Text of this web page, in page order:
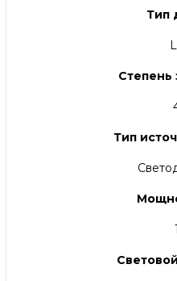
Тип
Степень
Тип